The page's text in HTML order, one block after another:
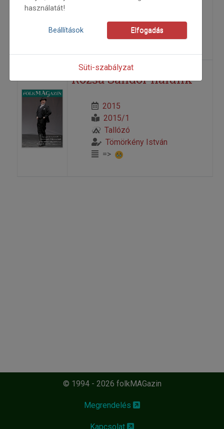
Tömörkény István
=>
Rózsa Sándor nálunk
2015
2015/1
Tallózó
Tömörkény István
=>
használatát!
Beállítások Elfogadás
Süti-szabályzat
© 1994 - 2026 folkMAGazin
Megrendelés
Kapcsolat